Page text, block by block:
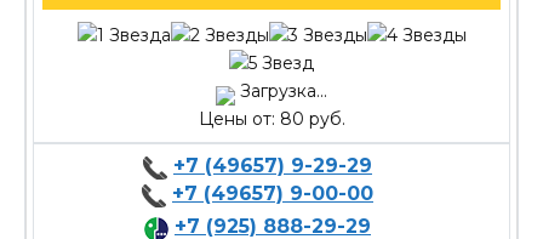
Загрузка...
Цены от: 80 руб.
+7 (49657) 9-29-29
+7 (49657) 9-00-00
+7 (925) 888-29-29